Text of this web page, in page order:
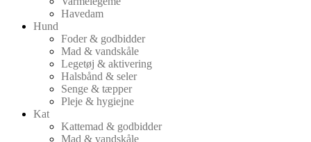
Havedam
Hund
Foder & godbidder
Mad & vandskåle
Legetøj & aktivering
Halsbånd & seler
Senge & tæpper
Pleje & hygiejne
Kat
Kattemad & godbidder
Mad & vandskåle